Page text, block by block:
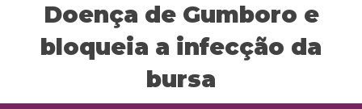
Doença de Gumboro e
bloqueia a infecção da
bursa